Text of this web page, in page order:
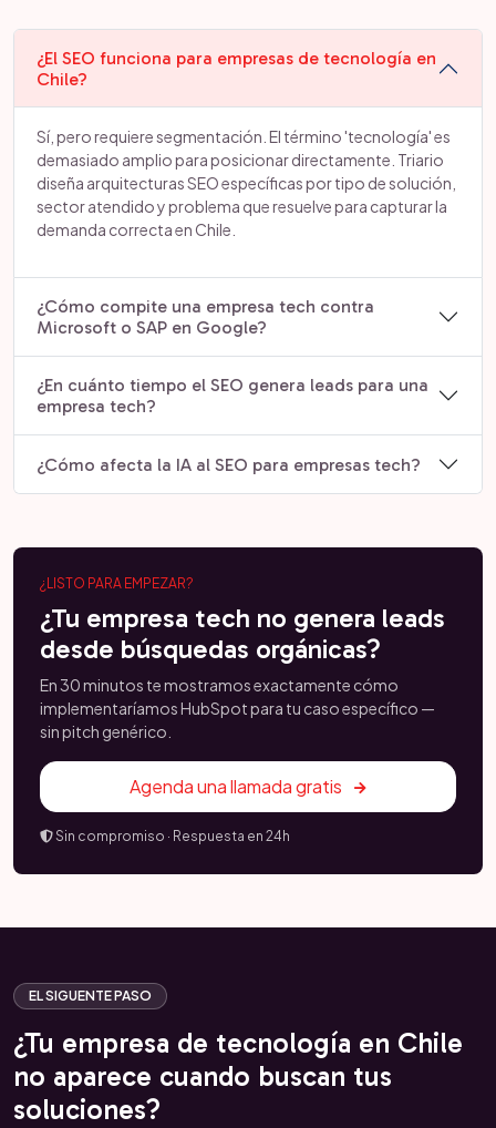
¿El SEO funciona para empresas de tecnología en
Chile?
Sí, pero requiere segmentación. El término 'tecnología' es
demasiado amplio para posicionar directamente. Triario
diseña arquitecturas SEO específicas por tipo de solución,
sector atendido y problema que resuelve para capturar la
demanda correcta en Chile.
¿Cómo compite una empresa tech contra
Microsoft o SAP en Google?
¿En cuánto tiempo el SEO genera leads para una
empresa tech?
¿Cómo afecta la IA al SEO para empresas tech?
¿LISTO PARA EMPEZAR?
¿Tu empresa tech no genera leads
desde búsquedas orgánicas?
En 30 minutos te mostramos exactamente cómo
implementaríamos HubSpot para tu caso específico —
sin pitch genérico.
Agenda una llamada gratis
Sin compromiso · Respuesta en 24h
EL SIGUENTE PASO
¿Tu empresa de tecnología en Chile
no aparece cuando buscan tus
soluciones?